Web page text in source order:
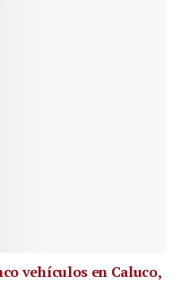
vehículos en Caluco,